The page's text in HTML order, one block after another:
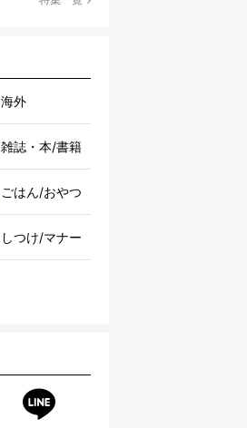
海外
雑誌・本/書籍
ごはん/おやつ
しつけ/マナー